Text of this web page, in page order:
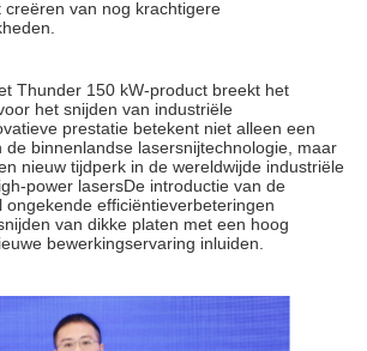
van nog krachtigere
Thunder 150 kW-product breekt het
het snijden van industriële
prestatie betekent niet alleen een
de binnenlandse lasersnijtechnologie, maar
nieuw tijdperk in de wereldwijde industriële
power lasersDe introductie van de
ongekende efficiëntieverbeteringen
van dikke platen met een hoog
bewerkingservaring inluiden.